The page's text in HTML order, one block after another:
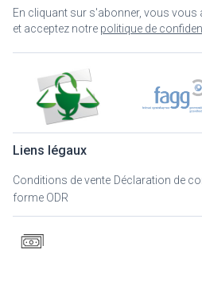
En cliquant sur s'abonner, vous vous
et acceptez notre politique de
Liens légaux
Conditions de vente Déclaration de
forme ODR